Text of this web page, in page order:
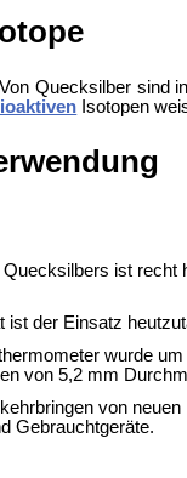
Von Quecksilber sind
Isotopen
ist recht
ist der Einsatz
wurde
von 5,2 mm
von
Gebrauchtgeräte.